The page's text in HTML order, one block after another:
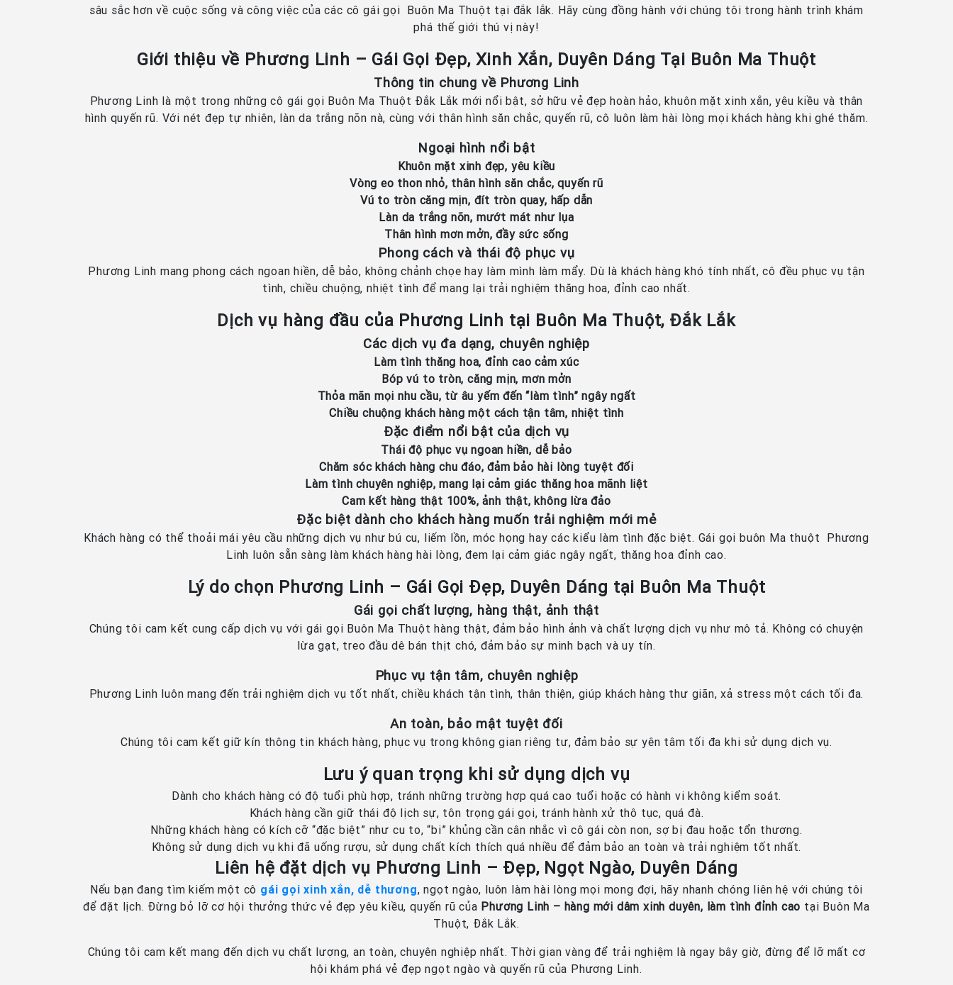
sâu sắc hơn về cuộc sống và công việc của các cô gái gọi Buôn Ma Thuột tại đắk lắk. Hãy cùng đồng hành với chúng tôi trong hành trình khám
phá thế giới thú vị này!
Giới thiệu về Phương Linh – Gái Gọi Đẹp, Xinh Xắn, Duyên Dáng Tại Buôn Ma Thuột
Thông tin chung về Phương Linh
Phương Linh là một trong những cô gái gọi Buôn Ma Thuột Đắk Lắk mới nổi bật, sở hữu vẻ đẹp hoàn hảo, khuôn mặt xinh xắn, yêu kiều và thân
hình quyến rũ. Với nét đẹp tự nhiên, làn da trắng nõn nà, cùng với thân hình săn chắc, quyến rũ, cô luôn làm hài lòng mọi khách hàng khi ghé thăm.
Ngoại hình nổi bật
Khuôn mặt xinh đẹp, yêu kiều
Vòng eo thon nhỏ, thân hình săn chắc, quyến rũ
Vú to tròn căng mịn, đít tròn quay, hấp dẫn
Làn da trắng nõn, mướt mát như lụa
Thân hình mơn mởn, đầy sức sống
Phong cách và thái độ phục vụ
Phương Linh mang phong cách ngoan hiền, dễ bảo, không chảnh chọe hay làm mình làm mẩy. Dù là khách hàng khó tính nhất, cô đều phục vụ tận
tình, chiều chuộng, nhiệt tình để mang lại trải nghiệm thăng hoa, đỉnh cao nhất.
Dịch vụ hàng đầu của Phương Linh tại Buôn Ma Thuột, Đắk Lắk
Các dịch vụ đa dạng, chuyên nghiệp
Làm tình thăng hoa, đỉnh cao cảm xúc
Bóp vú to tròn, căng mịn, mơn mởn
Thỏa mãn mọi nhu cầu, từ âu yếm đến “làm tình” ngây ngất
Chiều chuộng khách hàng một cách tận tâm, nhiệt tình
Đặc điểm nổi bật của dịch vụ
Thái độ phục vụ ngoan hiền, dễ bảo
Chăm sóc khách hàng chu đáo, đảm bảo hài lòng tuyệt đối
Làm tình chuyên nghiệp, mang lại cảm giác thăng hoa mãnh liệt
Cam kết hàng thật 100%, ảnh thật, không lừa đảo
Đặc biệt dành cho khách hàng muốn trải nghiệm mới mẻ
Khách hàng có thể thoải mái yêu cầu những dịch vụ như bú cu, liếm lồn, móc họng hay các kiểu làm tình đặc biệt. Gái gọi buôn Ma thuột Phương
Linh luôn sẵn sàng làm khách hàng hài lòng, đem lại cảm giác ngây ngất, thăng hoa đỉnh cao.
Lý do chọn Phương Linh – Gái Gọi Đẹp, Duyên Dáng tại Buôn Ma Thuột
Gái gọi chất lượng, hàng thật, ảnh thật
Chúng tôi cam kết cung cấp dịch vụ với gái gọi Buôn Ma Thuột hàng thật, đảm bảo hình ảnh và chất lượng dịch vụ như mô tả. Không có chuyện
lừa gạt, treo đầu dê bán thịt chó, đảm bảo sự minh bạch và uy tín.
Phục vụ tận tâm, chuyên nghiệp
Phương Linh luôn mang đến trải nghiệm dịch vụ tốt nhất, chiều khách tận tình, thân thiện, giúp khách hàng thư giãn, xả stress một cách tối đa.
An toàn, bảo mật tuyệt đối
Chúng tôi cam kết giữ kín thông tin khách hàng, phục vụ trong không gian riêng tư, đảm bảo sự yên tâm tối đa khi sử dụng dịch vụ.
Lưu ý quan trọng khi sử dụng dịch vụ
Dành cho khách hàng có độ tuổi phù hợp, tránh những trường hợp quá cao tuổi hoặc có hành vi không kiểm soát.
Khách hàng cần giữ thái độ lịch sự, tôn trọng gái gọi, tránh hành xử thô tục, quá đà.
Những khách hàng có kích cỡ “đặc biệt” như cu to, “bi” khủng cần cân nhắc vì cô gái còn non, sợ bị đau hoặc tổn thương.
Không sử dụng dịch vụ khi đã uống rượu, sử dụng chất kích thích quá nhiều để đảm bảo an toàn và trải nghiệm tốt nhất.
Liên hệ đặt dịch vụ Phương Linh – Đẹp, Ngọt Ngào, Duyên Dáng
Nếu bạn đang tìm kiếm một cô gái gọi xinh xắn, dễ thương, ngọt ngào, luôn làm hài lòng mọi mong đợi, hãy nhanh chóng liên hệ với chúng tôi
để đặt lịch. Đừng bỏ lỡ cơ hội thưởng thức vẻ đẹp yêu kiều, quyến rũ của Phương Linh – hàng mới dâm xinh duyên, làm tình đỉnh cao tại Buôn Ma
Thuột, Đắk Lắk.
Chúng tôi cam kết mang đến dịch vụ chất lượng, an toàn, chuyên nghiệp nhất. Thời gian vàng để trải nghiệm là ngay bây giờ, đừng để lỡ mất cơ
hội khám phá vẻ đẹp ngọt ngào và quyến rũ của Phương Linh.